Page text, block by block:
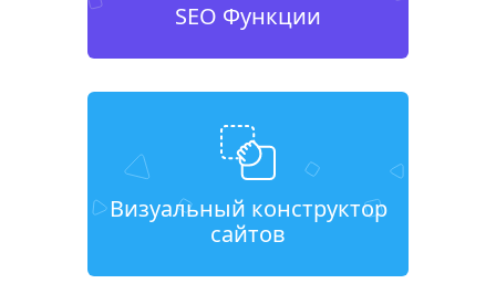
SEO Функции
Визуальный конструктор
сайтов